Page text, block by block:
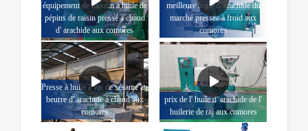
équipement de moulin à huile de
pépins de raisin pressé à chaud
d' arachide aux comores
meilleure huile d' arachide du
marché pressée à froid aux
comores
Presse à huile à vis de sésame au
beurre d' arachide à chaud aux
comores
prix de l' huile d' arachide de l'
huilerie de raj aux comores